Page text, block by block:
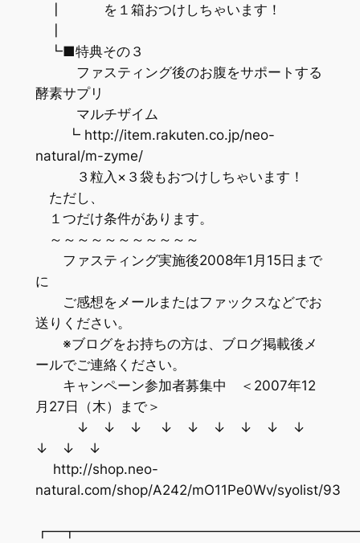
┃ を１箱おつけしちゃいます！
┗■特典その３
ファスティング後のお腹をサポートする
酵素サプリ
マルチザイム
┗ http://item.rakuten.co.jp/neo-
natural/m-zyme/
３粒入×３袋もおつけしちゃいます！
ただし、
１つだけ条件があります。
～～～～～～～～～～～
ファスティング実施後2008年1月15日まで
に
ご感想をメールまたはファックスなどでお
送りください。
※ブログをお持ちの方は、ブログ掲載後メ
ールでご連絡ください。
キャンペーン参加者募集中 ＜2007年12
月27日（木）まで＞
↓ ↓ ↓ ↓ ↓ ↓ ↓ ↓ ↓
↓ ↓ ↓
http://shop.neo-
natural.com/shop/A242/mO11Pe0Wv/syolist/93